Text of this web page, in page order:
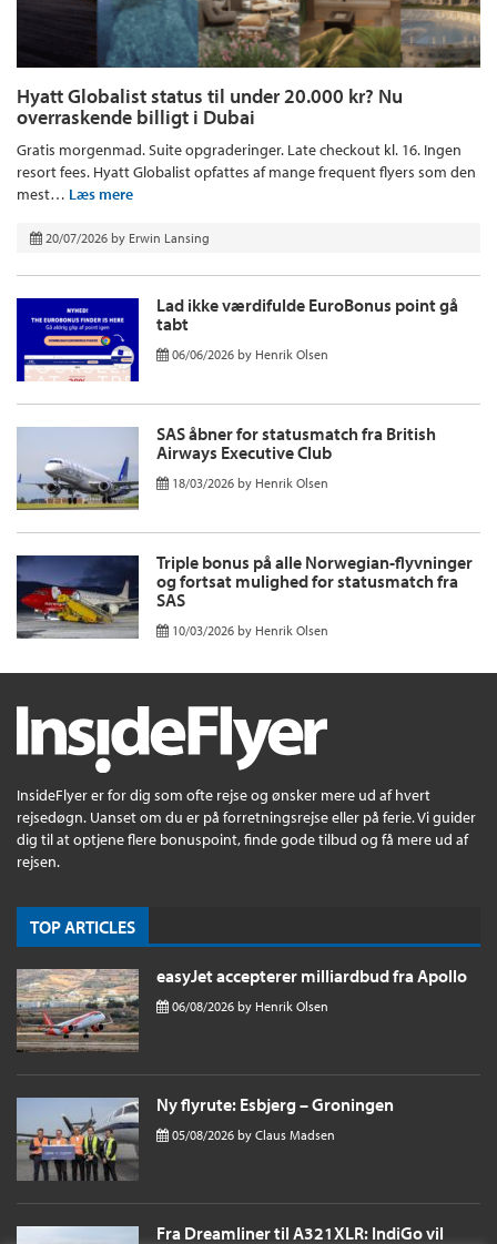
Hyatt Globalist status til under 20.000 kr? Nu
overraskende billigt i Dubai
Gratis morgenmad. Suite opgraderinger. Late checkout kl. 16. Ingen
resort fees. Hyatt Globalist opfattes af mange frequent flyers som den
mest… Læs mere
20/07/2026 by Erwin Lansing
Lad ikke værdifulde EuroBonus point gå
tabt
06/06/2026 by Henrik Olsen
SAS åbner for statusmatch fra British
Airways Executive Club
18/03/2026 by Henrik Olsen
Triple bonus på alle Norwegian-flyvninger
og fortsat mulighed for statusmatch fra
SAS
10/03/2026 by Henrik Olsen
InsideFlyer er for dig som ofte rejse og ønsker mere ud af hvert
rejsedøgn. Uanset om du er på forretningsrejse eller på ferie. Vi guider
dig til at optjene flere bonuspoint, finde gode tilbud og få mere ud af
rejsen.
TOP ARTICLES
easyJet accepterer milliardbud fra Apollo
06/08/2026 by Henrik Olsen
Ny flyrute: Esbjerg – Groningen
05/08/2026 by Claus Madsen
Fra Dreamliner til A321XLR: IndiGo vil